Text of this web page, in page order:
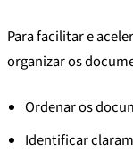
Para facilitar e
organizar os
Ordenar os
Identificar